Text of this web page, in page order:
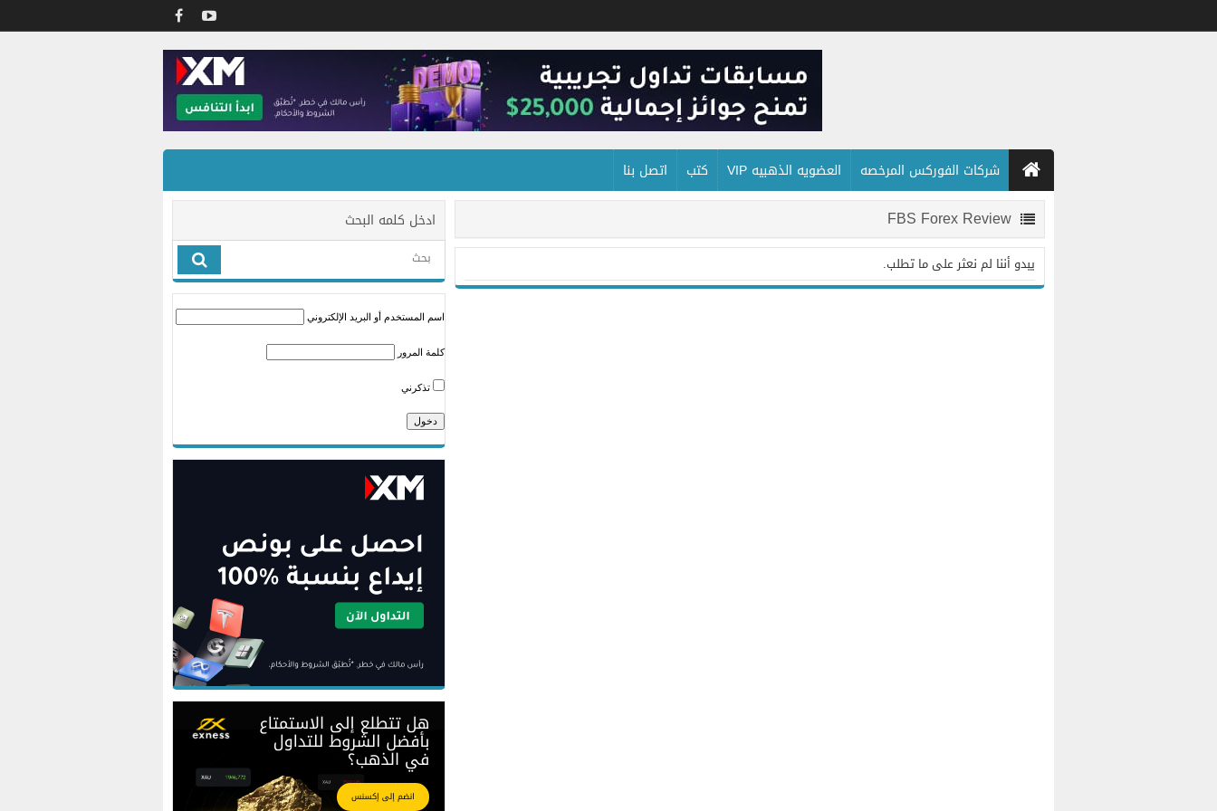
شركات الفوركس المرخصه العضويه الذهبيه VIP كتب اتصل بنا
FBS Forex Review
يبدو أننا لم نعثر على ما تطلب.
ادخل كلمه البحث
اسم المستخدم أو البريد الإلكتروني
كلمة المرور
تذكرني